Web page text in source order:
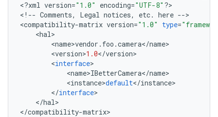
<?xml version="1.0" encoding="UTF-8" ?>
< ! -- Comments, Legal notices, etc. here -->
<compatibility-matrix version="1.0" type=
<hal>
<name>vendor . foo .camera</name>
<version>1.0</version>
<interface>
<name>IBetterCamera</name>
<instance>default</instance>
</interface>
</hal>
</compatibility-matrix>